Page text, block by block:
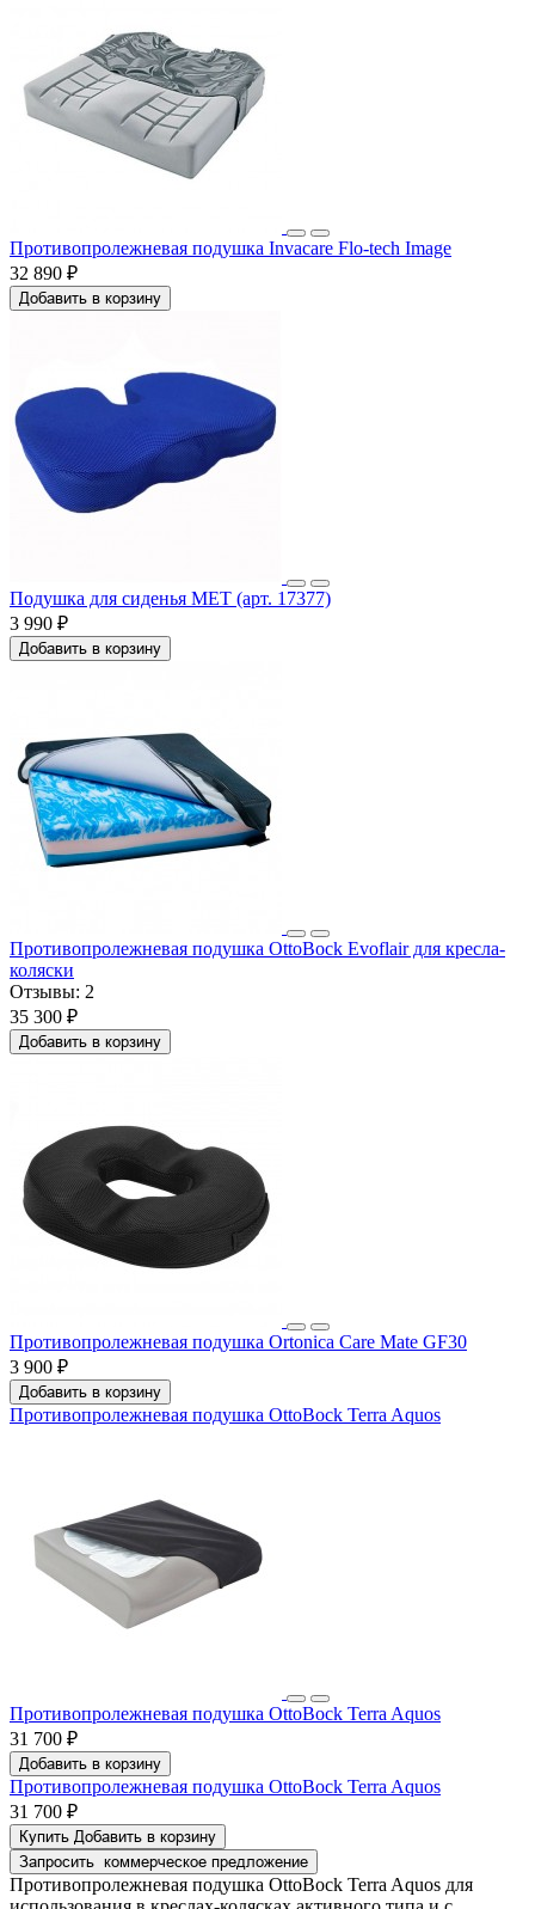
Противопролежневая подушка Invacare Flo-tech Image
32 890 ₽
Добавить в корзину
Подушка для сиденья МЕТ (арт. 17377)
3 990 ₽
Добавить в корзину
Противопролежневая подушка OttoBock Evoflair для кресла-
коляски
Отзывы: 2
35 300 ₽
Добавить в корзину
Противопролежневая подушка Ortonica Care Mate GF30
3 900 ₽
Добавить в корзину
Противопролежневая подушка OttoBock Terra Aquos
Противопролежневая подушка OttoBock Terra Aquos
31 700 ₽
Добавить в корзину
Противопролежневая подушка OttoBock Terra Aquos
31 700 ₽
Купить Добавить в корзину
Запросить коммерческое предложение
Противопролежневая подушка OttoBock Terra Aquos для